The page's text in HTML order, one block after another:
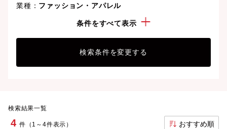
業種： ファッション・アパレル
条件をすべて表示
検索条件を変更する
検索結果一覧
4 件（1～4件表示） おすすめ順